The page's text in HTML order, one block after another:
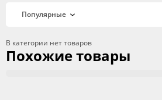
В категории нет товаров
Похожие товары